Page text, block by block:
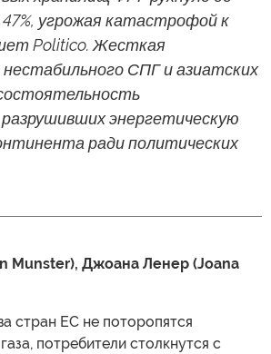
47%, угрожая катастрофой к
Politico. Жесткая
СПГ и азиатских
разрушивших энергетическую
ради политических
Munster), Джоана Ленер (Joana
стран ЕС не поторопятся
потребители столкнутся с